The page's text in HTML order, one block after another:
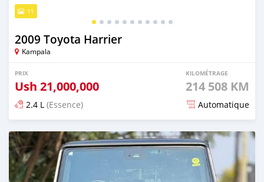
11
2009 Toyota Harrier
Kampala
PRIX
Ush 21,000,000
KILOMÉTRAGE
214 508 KM
2.4 L (Essence) Automatique
Publié il y a environ 2 heures